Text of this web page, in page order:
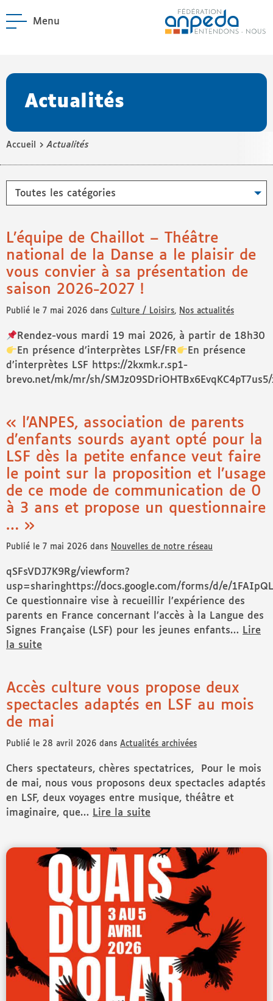
Menu
Actualités
Accueil ›Actualités
Catégories
L’équipe de Chaillot – Théâtre
national de la Danse a le plaisir de
vous convier à sa présentation de
saison 2026-2027 !
Publié le 7 mai 2026 dans Culture / Loisirs, Nos actualités
Rendez-vous mardi 19 mai 2026, à partir de 18h30
En présence d’interprètes LSF/FR
En présence
d’interprètes LSF https://2kxmk.r.sp1-
brevo.net/mk/mr/sh/
« l’ANPES, association de parents
d’enfants sourds ayant opté pour la
LSF dès la petite enfance veut faire
le point sur la proposition et l’usage
de ce mode de communication de 0
à 3 ans et propose un questionnaire
… »
Publié le 7 mai 2026 dans Nouvelles de notre réseau
qSFsVDJ7K9Rg/viewform?
usp=sharinghttps://docs.google.com/forms/d/e/
Ce questionnaire vise à recueillir l’expérience des
parents en France concernant l’accès à la Langue des
Signes Française (LSF) pour les jeunes enfants… Lire
la suite
Accès culture vous propose deux
spectacles adaptés en LSF au mois
de mai
Publié le 28 avril 2026 dans Actualités archivées
Chers spectateurs, chères spectatrices, Pour le mois
de mai, nous vous proposons deux spectacles adaptés
en LSF, deux voyages entre musique, théâtre et
imaginaire, que… Lire la suite